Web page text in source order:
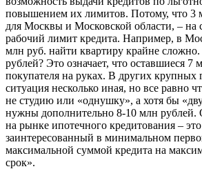
повышением их лимитов. Потому, что 3
для Москвы и Московской области, – на
рабочий лимит кредита. Например, в
млн руб. найти квартиру крайне
рублей? Это означает, что оставшиеся
покупателя на руках. В других крупных
ситуация несколько иная, но все равно
не студию или «однушку», а хотя бы
нужны дополнительно 8-10 млн рублей.
на рынке ипотечного кредитования –
заинтересованный в минимальном
максимальной суммой кредита на
срок».